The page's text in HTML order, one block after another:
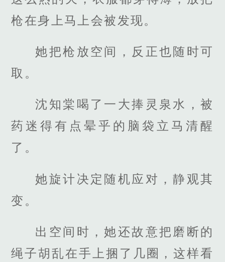
枪在身上马上会被发现。
她把枪放空间，反正也随时可
取。
沈知棠喝了一大捧灵泉水，被
药迷得有点晕乎的脑袋立马清醒
了。
她旋计决定随机应对，静观其
变。
出空间时，她还故意把磨断的
绳子胡乱在手上捆了几圈，这样看